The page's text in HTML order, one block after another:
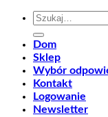
Szukaj:
Dom
Sklep
Wybór
Kontakt
Logowanie
Newsletter